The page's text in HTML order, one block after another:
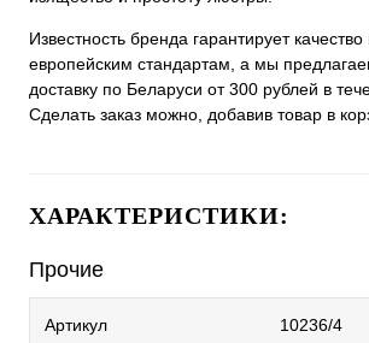
Известность бренда гарантирует качество
европейским стандартам, а мы
доставку по Беларуси от 300 рублей в
Сделать заказ можно, добавив товар в
ХАРАКТЕРИСТИКИ:
Прочие
Артикул 10236/4